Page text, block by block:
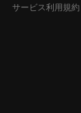
サービス利用規約